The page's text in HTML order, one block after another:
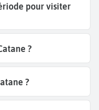
pour visiter
?
?